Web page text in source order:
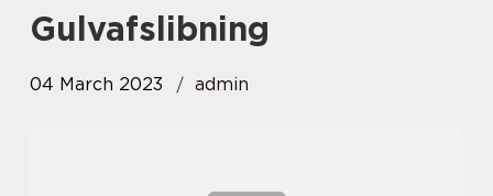
gulvafslibning
04 March 2023 admin